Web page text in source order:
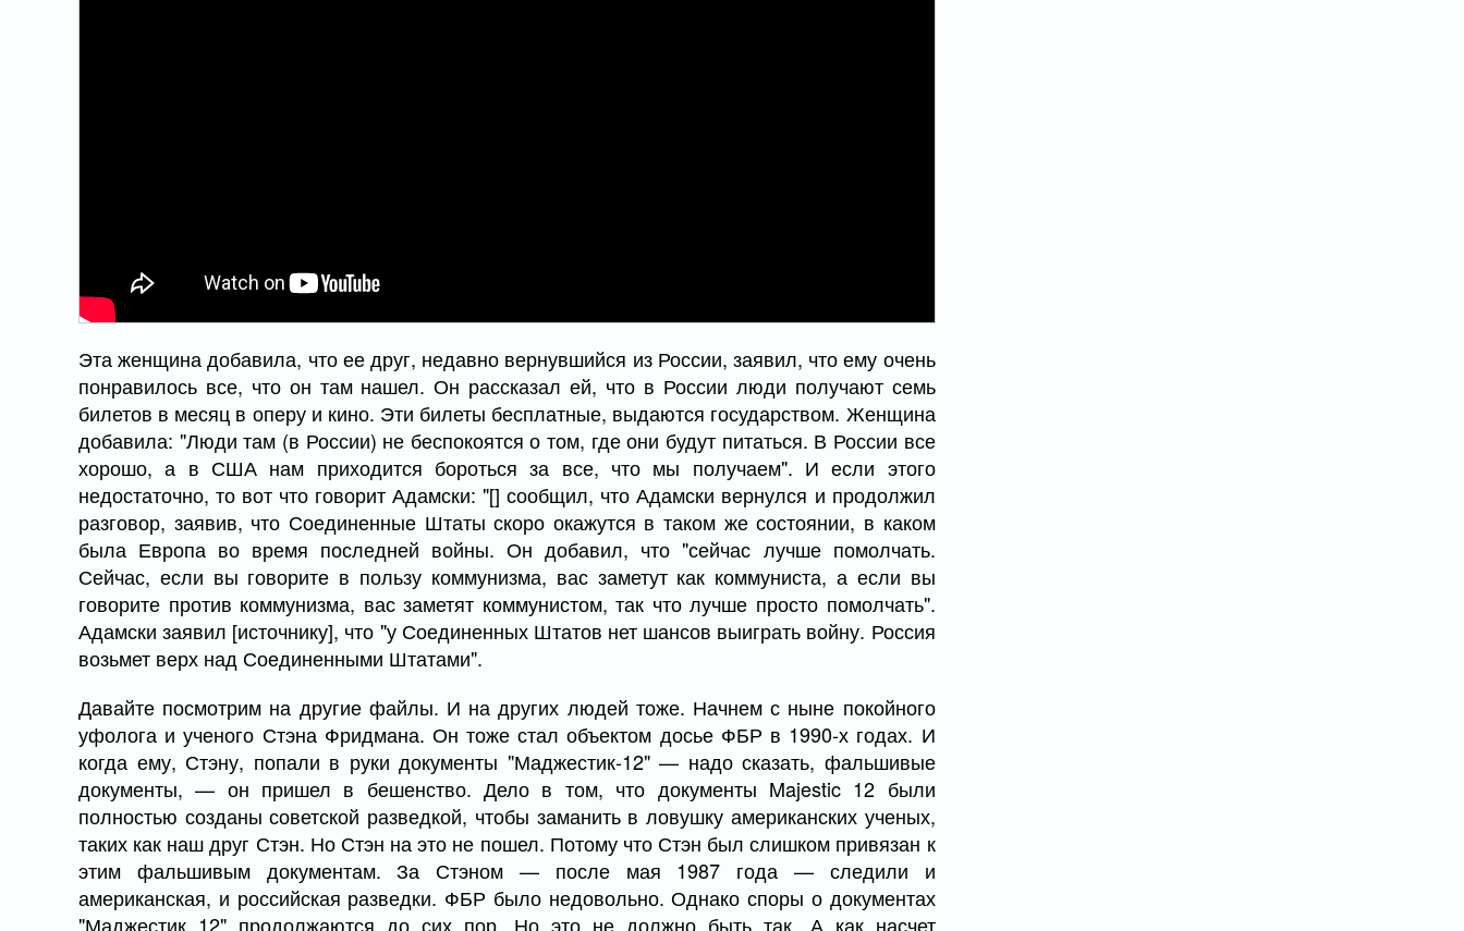
Эта женщина добавила, что ее друг, недавно вернувшийся из России, заявил, что ему очень
понравилось все, что он там нашел. Он рассказал ей, что в России люди получают семь
билетов в месяц в оперу и кино. Эти билеты бесплатные, выдаются государством. Женщина
добавила: "Люди там (в России) не беспокоятся о том, где они будут питаться. В России все
хорошо, а в США нам приходится бороться за все, что мы получаем". И если этого
недостаточно, то вот что говорит Адамски: "[] сообщил, что Адамски вернулся и продолжил
разговор, заявив, что Соединенные Штаты скоро окажутся в таком же состоянии, в каком
была Европа во время последней войны. Он добавил, что "сейчас лучше помолчать.
Сейчас, если вы говорите в пользу коммунизма, вас заметут как коммуниста, а если вы
говорите против коммунизма, вас заметят коммунистом, так что лучше просто помолчать".
Адамски заявил [источнику], что "у Соединенных Штатов нет шансов выиграть войну. Россия
возьмет верх над Соединенными Штатами".
Давайте посмотрим на другие файлы. И на других людей тоже. Начнем с ныне покойного
уфолога и ученого Стэна Фридмана. Он тоже стал объектом досье ФБР в 1990-х годах. И
когда ему, Стэну, попали в руки документы "Маджестик-12" — надо сказать, фальшивые
документы, — он пришел в бешенство. Дело в том, что документы Majestic 12 были
полностью созданы советской разведкой, чтобы заманить в ловушку американских ученых,
таких как наш друг Стэн. Но Стэн на это не пошел. Потому что Стэн был слишком привязан к
этим фальшивым документам. За Стэном — после мая 1987 года — следили и
американская, и российская разведки. ФБР было недовольно. Однако споры о документах
"Маджестик 12" продолжаются до сих пор. Но это не должно быть так. А как насчет